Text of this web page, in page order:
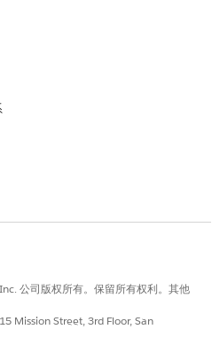
技术人员将在明天上午 9-11 点
决您的问题？
公司版权所有。保留所有权利。其他
Mission Street, 3rd Floor, San